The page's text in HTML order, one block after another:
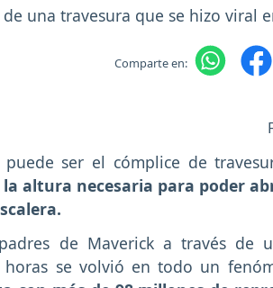
una travesura que se hizo viral
Comparte en:
ser el cómplice de
altura necesaria para poder
de Maverick a través de
se volvió en todo un